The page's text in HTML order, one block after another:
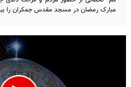
مبارک رمضان در مسجد مقدس جمکران را